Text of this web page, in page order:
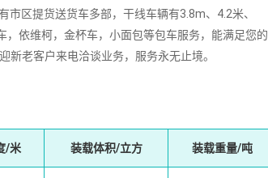
区提货送货车多部，干线车辆有3.8m、4.2米、
依维柯，金杯车，小面包等包车服务，能满足您的
老客户来电洽谈业务，服务永无止境。
/米 装载体积/立方 装载重量/吨